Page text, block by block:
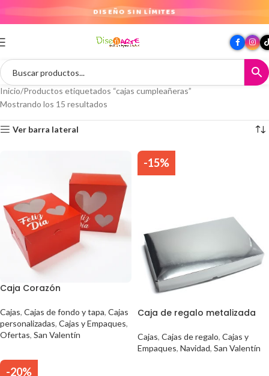
DISEÑO SIN LÍMITES
Inicio Productos etiquetados “cajas cumpleañeras”
Mostrando los 15 resultados
Ver barra lateral
Caja Corazón
Cajas, Cajas de fondo y tapa, Cajas
personalizadas, Cajas y Empaques,
Ofertas, San Valentín
-15%
Caja de regalo metalizada
Cajas, Cajas de regalo, Cajas y
Empaques, Navidad, San Valentín
-20%